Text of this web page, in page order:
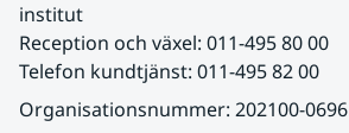
institut
Reception och växel: 011-495 80 00
Telefon kundtjänst: 011-495 82 00
Organisationsnummer: 202100-0696